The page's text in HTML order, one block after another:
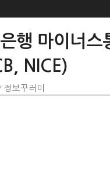
은행 마이너
NICE)
정보꾸러미